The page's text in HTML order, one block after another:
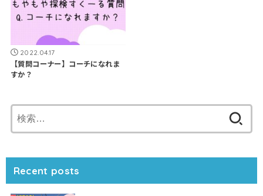
2022.04.17
【質問コーナー】コーチになれま
すか？
索:
Recent posts